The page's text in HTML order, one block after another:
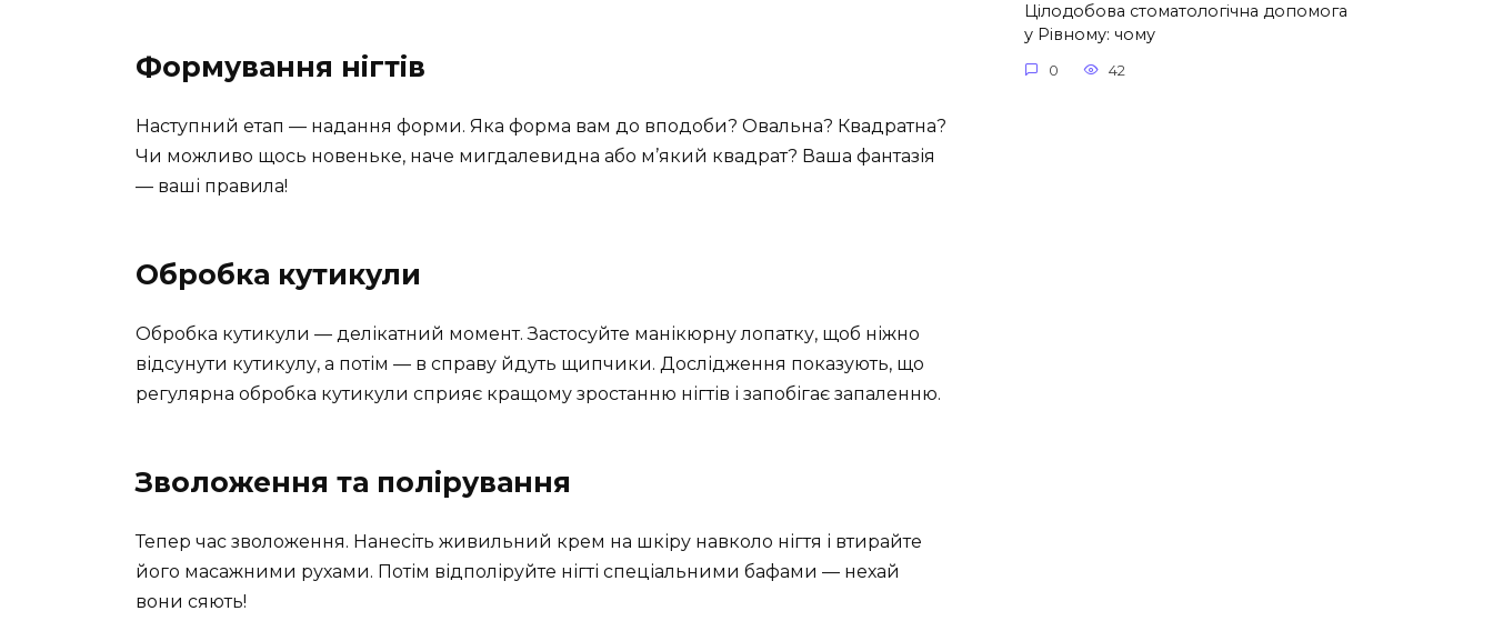
Формування нігтів
Наступний етап — надання форми. Яка форма вам до вподоби? Овальна? Квадратна?
Чи можливо щось новеньке, наче мигдалевидна або м’який квадрат? Ваша фантазія
— ваші правила!
Обробка кутикули
Обробка кутикули — делікатний момент. Застосуйте манікюрну лопатку, щоб ніжно
відсунути кутикулу, а потім — в справу йдуть щипчики. Дослідження показують, що
регулярна обробка кутикули сприяє кращому зростанню нігтів і запобігає запаленню.
Зволоження та полірування
Тепер час зволоження. Нанесіть живильний крем на шкіру навколо нігтя і втирайте
його масажними рухами. Потім відполіруйте нігті спеціальними бафами — нехай
вони сяють!
Цілодобова стоматологічна допомога
у Рівному: чому
0 42